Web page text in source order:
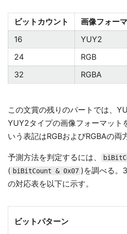
ビットカウント
画像フォー
16
YUY2
24
RGB
32
RGBA
この文賞の残りのパートでは、
YUY2タイプの画像フォーマット
いう表記はRGBおよびRGBAの両
予測方法を判定するには、
( biBitCount & 0x07 )を調べる。
の対応表を以下に示す。
ビットパターン